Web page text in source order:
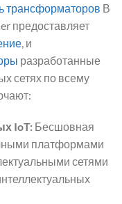
трансформаторов В
предоставляет
, и
разработанные
сетях по всему
IoT:Бесшовная
платформами
сетями